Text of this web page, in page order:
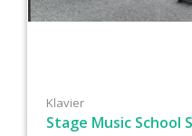
Klavier
Stage Music School